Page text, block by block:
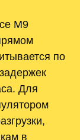
М9
по
Для
в